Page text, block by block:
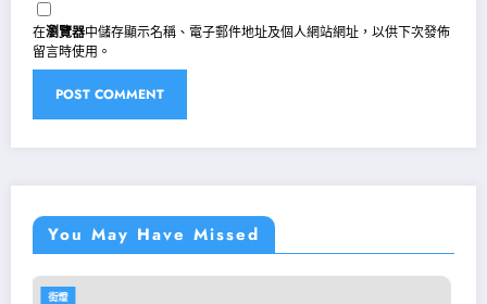
在瀏覽器中儲存顯示名稱、電子郵件地址及個人網站網址，以供下次發佈
留言時使用。
You May Have Missed